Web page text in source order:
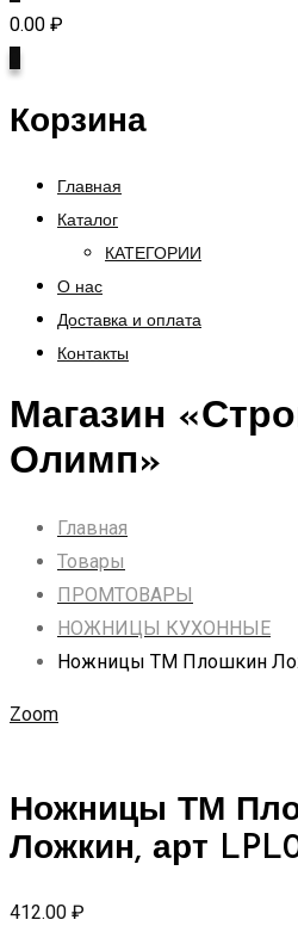
0.00 ₽
Корзина
Главная
Каталог
КАТЕГОРИИ
О нас
Доставка и оплата
Контакты
Магазин
Олимп»
Главная
Товары
ПРОМТОВАРЫ
НОЖНИЦЫ КУХОННЫЕ
Ножницы ТМ Плошкин
Zoom
Ножницы ТМ
Ложкин, арт
412.00 ₽